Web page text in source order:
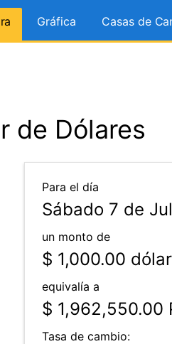
Gráfica Casas de
de Dólares
Para el día
Sábado 7 de
un monto de
$ 1,000.00
equivalía a
$ 1,962,550.00
Tasa de cambio: